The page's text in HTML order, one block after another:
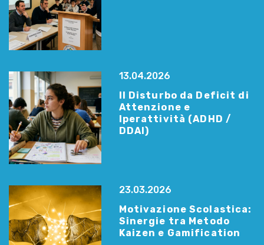
13.04.2026
Il Disturbo da Deficit di
Attenzione e
Iperattività (ADHD /
DDAI)
23.03.2026
Motivazione Scolastica:
Sinergie tra Metodo
Kaizen e Gamification